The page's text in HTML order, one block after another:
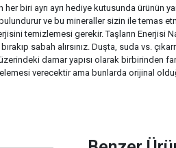
her biri ayrı ayrı hediye kutusunda
ve bu mineraller sizin ile
temizlemesi gerekir. Taşların
sabah alırsınız. Duşta, suda vs.
damar yapısı olarak birbirinden
verecektir ama bunlarda orijinal